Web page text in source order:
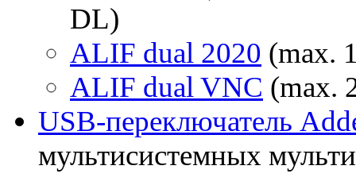
DL)
ALIF dual 2020 (max.
ALIF dual VNC (max.
USB-переключатель
мультисистемных